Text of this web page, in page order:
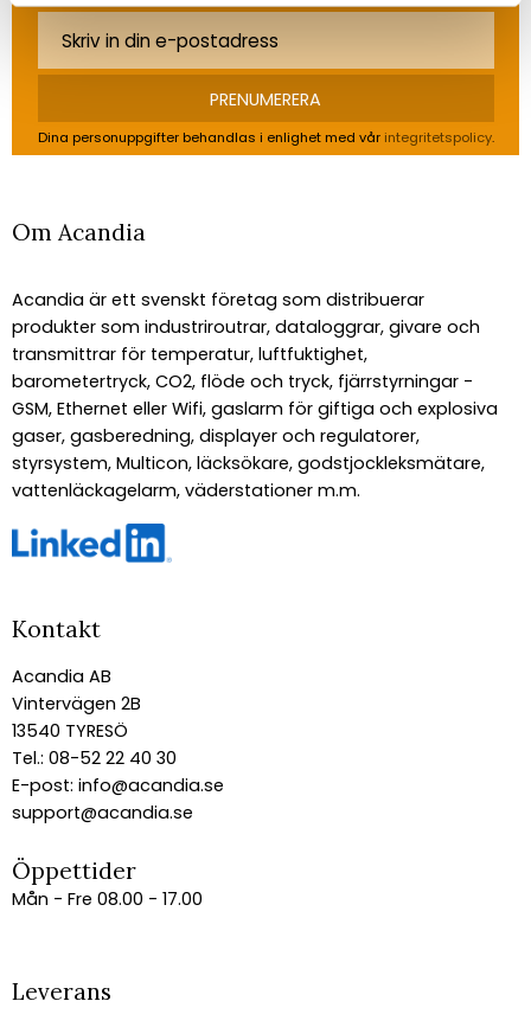
PRENUMERERA
Dina personuppgifter behandlas i enlighet med vår integritetspolicy.
Om Acandia
Acandia är ett svenskt företag som distribuerar
produkter som industriroutrar, dataloggrar, givare och
transmittrar för temperatur, luftfuktighet,
barometertryck, CO2, flöde och tryck, fjärrstyrningar -
GSM, Ethernet eller Wifi, gaslarm för giftiga och explosiva
gaser, gasberedning, displayer och regulatorer,
styrsystem, Multicon, läcksökare, godstjockleksmätare,
vattenläckagelarm, väderstationer m.m.
Kontakt
Acandia AB
Vintervägen 2B
13540 TYRESÖ
Tel.: 08-52 22 40 30
E-post: info@acandia.se
support@acandia.se
Öppettider
Mån - Fre 08.00 - 17.00
Leverans